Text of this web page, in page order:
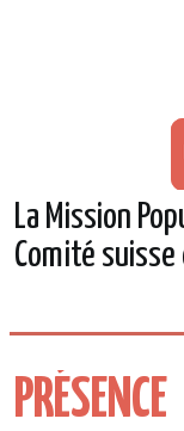
La Mission
Comité
PRÉSENCE